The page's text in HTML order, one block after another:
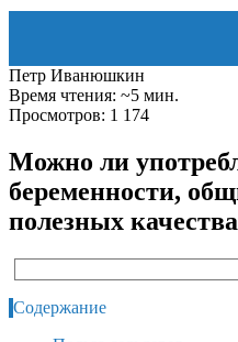
Петр Иванюшкин
Время чтения: ~5 мин.
Просмотров: 1 174
Можно ли
беременности,
полезных
Содержание